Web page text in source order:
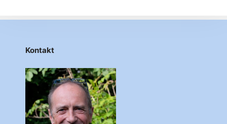
Kontakt